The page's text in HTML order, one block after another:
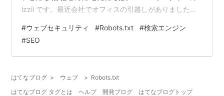
izzii です。最近会社でオフィスの引越しがありました。
分割するようなオフィスだったのですが、フロア丸々テ
ックタッチというのが新鮮です！ エレベーターを上がる
と会社のロゴが大きく見えるのが嬉しい！ さて、私は一
#ウェブセキュリティ #Robots.txt #検索エンジン
#SEO
はてなブログ > ウェブ > Robots.txt
はてなブログ タグとは
ヘルプ 開発ブログ はてなブログトップ